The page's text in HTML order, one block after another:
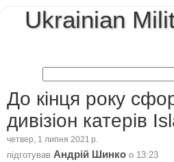
Ukrainian
До кінця року
дивізіон катерів
четвер, 1 липня 2021 р.
підготував Андрій Шинко о 13:23